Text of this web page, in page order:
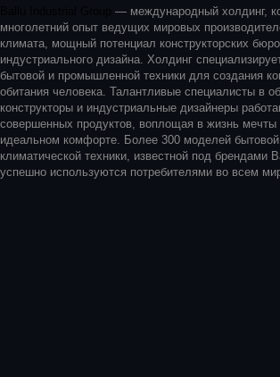
— международный холдинг,
многолетний опыт ведущих мировых
климата, мощный потенциал конструкторских
индустриального дизайна. Холдинг
бытовой и промышленной техники для создания
обитания человека. Талантливые специалисты в
конструкторы и индустриальные дизайнеры
совершенных продуктов, воплощая в жизнь мечты
идеальном комфорте. Более 300 моделей
климатической техники, известной под брендами
успешно используются потребителями во всем